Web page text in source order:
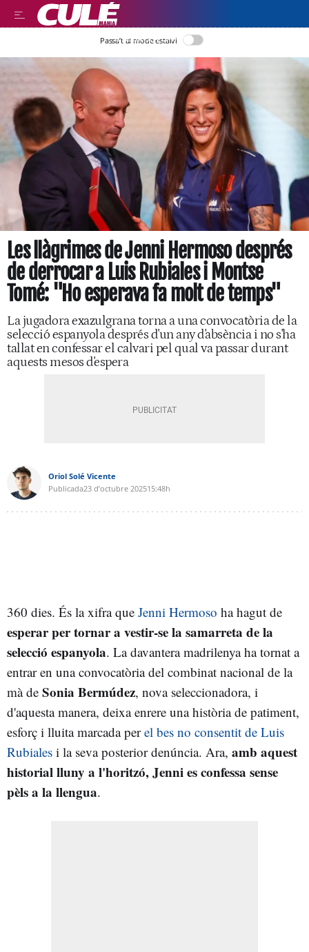
LLEGIR EN CATALÀ
Passa’t al mode estalvi
Les llàgrimes de Jenni Hermoso després
de derrocar a Luis Rubiales i Montse
Tomé: "Ho esperava fa molt de temps"
La jugadora exazulgrana torna a una convocatòria de la
selecció espanyola després d'un any d'absència i no s'ha
tallat en confessar el calvari pel qual va passar durant
aquests mesos d'espera
Oriol Solé Vicente
Publicada23 d’octubre 202515:48h
360 dies. És la xifra que Jenni Hermoso ha hagut de
esperar per tornar a vestir-se la samarreta de la
selecció espanyola. La davantera madrilenya ha tornat a
entrar en una convocatòria del combinat nacional de la
mà de Sonia Bermúdez, nova seleccionadora, i
d'aquesta manera, deixa enrere una història de patiment,
esforç i lluita marcada perel bes no consentit de Luis
Rubiales i la seva posterior denúncia. Ara, amb aquest
historial lluny a l'horitzó, Jenni es confessa sense
pèls a la llengua.